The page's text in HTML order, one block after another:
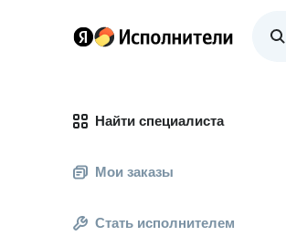
Найти специалиста
Мои заказы
Стать исполнителем